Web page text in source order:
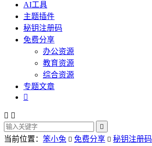
AI工具
主题插件
秘钥注册码
免费分享
办公资源
教育资源
综合资源
专题文章

 

当前位置： 笨小兔  免费分享  秘钥注册码